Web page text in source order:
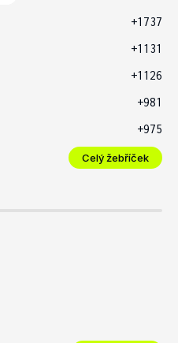
+1737
+1131
+1126
+981
+975
Celý žebříček